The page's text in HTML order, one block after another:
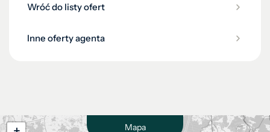
Wróć do listy ofert
Inne oferty agenta
Mapa